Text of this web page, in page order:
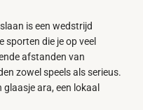
is een wedstrijd
sporten die je op veel
afstanden van
zowel speels als serieus.
glaasje ara, een lokaal